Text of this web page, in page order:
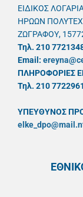
ΕΙΔΙΚΟΣ
ΗΡΩΩΝ
ΖΩΓΡΑΦΟΥ,
Τηλ. 210
Email:
ΠΛΗΡΟΦΟΡΙΕΣ
Τηλ. 210 7722961
ΥΠΕΥΘYΝΟΣ